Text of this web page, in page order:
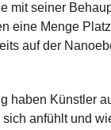
mit seiner
eine Menge
auf der
haben Künstler
anfühlt und